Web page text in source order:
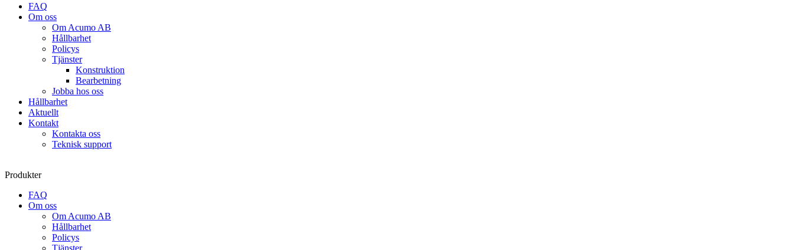
FAQ
Om oss
Om Acumo AB
Hållbarhet
Policys
Tjänster
Konstruktion
Bearbetning
Jobba hos oss
Hållbarhet
Aktuellt
Kontakt
Kontakta oss
Teknisk support
Produkter
FAQ
Om oss
Om Acumo AB
Hållbarhet
Policys
Tjänster